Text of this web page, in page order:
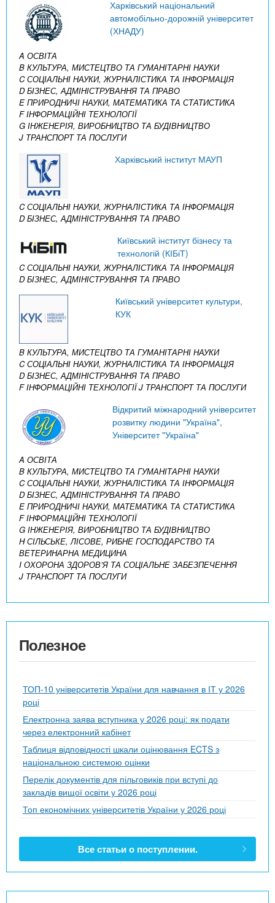
Харківський національний
автомобільно-дорожній університет
(ХНАДУ)
A ОСВІТА
B КУЛЬТУРА, МИСТЕЦТВО ТА ГУМАНІТАРНІ НАУКИ
C СОЦІАЛЬНІ НАУКИ, ЖУРНАЛІСТИКА ТА ІНФОРМАЦІЯ
D БІЗНЕС, АДМІНІСТРУВАННЯ ТА ПРАВО
E ПРИРОДНИЧІ НАУКИ, МАТЕМАТИКА ТА СТАТИСТИКА
F ІНФОРМАЦІЙНІ ТЕХНОЛОГІЇ
G ІНЖЕНЕРІЯ, ВИРОБНИЦТВО ТА БУДІВНИЦТВО
J ТРАНСПОРТ ТА ПОСЛУГИ
Харківський інститут МАУП
C СОЦІАЛЬНІ НАУКИ, ЖУРНАЛІСТИКА ТА ІНФОРМАЦІЯ
D БІЗНЕС, АДМІНІСТРУВАННЯ ТА ПРАВО
Київський інститут бізнесу та
технологій (КІБіТ)
C СОЦІАЛЬНІ НАУКИ, ЖУРНАЛІСТИКА ТА ІНФОРМАЦІЯ
D БІЗНЕС, АДМІНІСТРУВАННЯ ТА ПРАВО
Київський університет культури,
КУК
B КУЛЬТУРА, МИСТЕЦТВО ТА ГУМАНІТАРНІ НАУКИ
C СОЦІАЛЬНІ НАУКИ, ЖУРНАЛІСТИКА ТА ІНФОРМАЦІЯ
D БІЗНЕС, АДМІНІСТРУВАННЯ ТА ПРАВО
F ІНФОРМАЦІЙНІ ТЕХНОЛОГІЇJ ТРАНСПОРТ ТА ПОСЛУГИ
Відкритий міжнародний університет
розвитку людини "Україна",
Університет "Україна"
A ОСВІТА
B КУЛЬТУРА, МИСТЕЦТВО ТА ГУМАНІТАРНІ НАУКИ
C СОЦІАЛЬНІ НАУКИ, ЖУРНАЛІСТИКА ТА ІНФОРМАЦІЯ
D БІЗНЕС, АДМІНІСТРУВАННЯ ТА ПРАВО
E ПРИРОДНИЧІ НАУКИ, МАТЕМАТИКА ТА СТАТИСТИКА
F ІНФОРМАЦІЙНІ ТЕХНОЛОГІЇ
G ІНЖЕНЕРІЯ, ВИРОБНИЦТВО ТА БУДІВНИЦТВО
H СІЛЬСЬКЕ, ЛІСОВЕ, РИБНЕ ГОСПОДАРСТВО ТА
ВЕТЕРИНАРНА МЕДИЦИНА
I ОХОРОНА ЗДОРОВ’Я ТА СОЦІАЛЬНЕ ЗАБЕЗПЕЧЕННЯ
J ТРАНСПОРТ ТА ПОСЛУГИ
Полезное
ТОП-10 університетів України для навчання в ІТ у 2026
році
Електронна заява вступника у 2026 році: як подати
через електронний кабінет
Таблиця відповідності шкали оцінювання ECTS з
національною системою оцінки
Перелік документів для пільговиків при вступі до
закладів вищої освіти у 2026 році
Топ економічних університетів України у 2026 році
Все статьи о поступлении.